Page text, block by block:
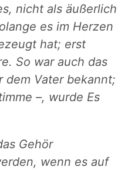
nicht als äußerlich
es im Herzen
hat; erst
So war auch das
dem Vater bekannt;
–, wurde Es
Gehör
wenn es auf